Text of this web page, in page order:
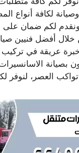
لكافة أنواع
ونقدم لكم ضمان
خلال أفضل فنيين
عريقة في تركيب
بصيانة
تواكب العصر، لنوفر